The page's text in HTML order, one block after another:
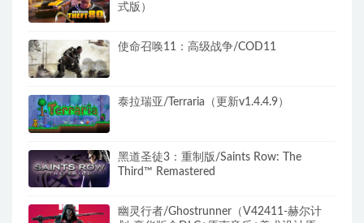
式版）
使命召唤11：高级战争/COD11
泰拉瑞亚/Terraria（更新v1.4.4.9）
黑道圣徒3：重制版/Saints Row: The
Third™ Remastered
幽灵行者/Ghostrunner（V42411-赫尔计